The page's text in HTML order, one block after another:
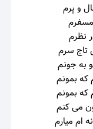
و پرم
نظرم
تاج سرم
به جونم
بمونم
بمونم
می کنم
ام میارم